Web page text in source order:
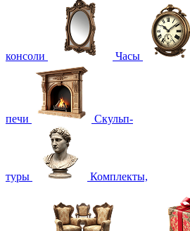
консоли Часы
печи Скульп-
туры Комплекты,